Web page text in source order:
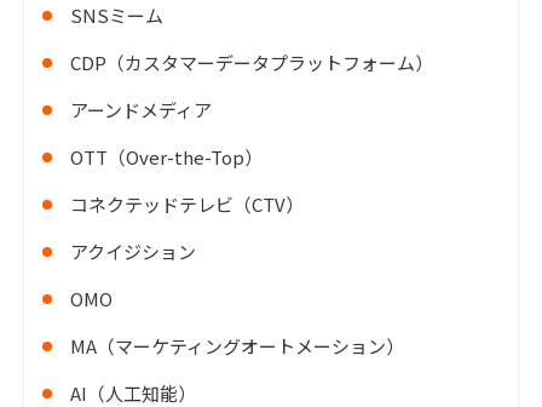
SNSミーム
CDP（カスタマーデータプラットフォーム）
アーンドメディア
OTT（Over-the-Top）
コネクテッドテレビ（CTV）
アクイジション
OMO
MA（マーケティングオートメーション）
AI（人工知能）